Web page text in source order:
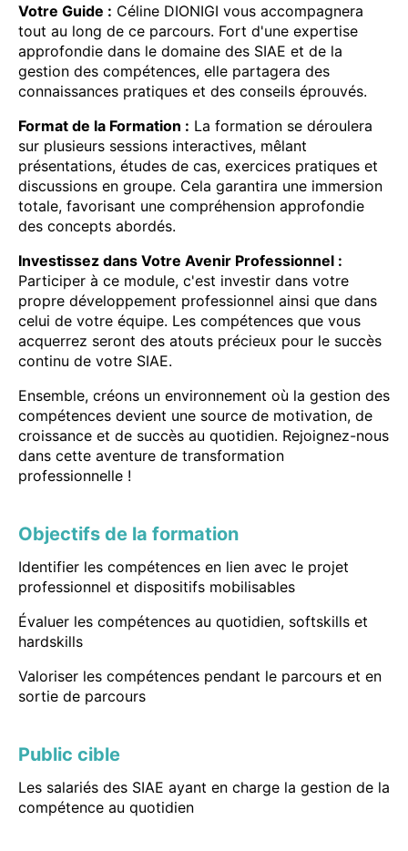
Votre Guide : Céline DIONIGI vous accompagnera
tout au long de ce parcours. Fort d'une expertise
approfondie dans le domaine des SIAE et de la
gestion des compétences, elle partagera des
connaissances pratiques et des conseils éprouvés.
Format de la Formation : La formation se déroulera
sur plusieurs sessions interactives, mêlant
présentations, études de cas, exercices pratiques et
discussions en groupe. Cela garantira une immersion
totale, favorisant une compréhension approfondie
des concepts abordés.
Investissez dans Votre Avenir Professionnel :
Participer à ce module, c'est investir dans votre
propre développement professionnel ainsi que dans
celui de votre équipe. Les compétences que vous
acquerrez seront des atouts précieux pour le succès
continu de votre SIAE.
Ensemble, créons un environnement où la gestion des
compétences devient une source de motivation, de
croissance et de succès au quotidien. Rejoignez-nous
dans cette aventure de transformation
professionnelle !
Objectifs de la formation
Identifier les compétences en lien avec le projet
professionnel et dispositifs mobilisables
Évaluer les compétences au quotidien, softskills et
hardskills
Valoriser les compétences pendant le parcours et en
sortie de parcours
Public cible
Les salariés des SIAE ayant en charge la gestion de la
compétence au quotidien